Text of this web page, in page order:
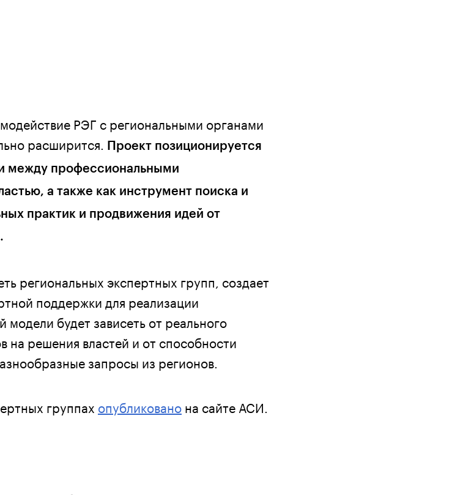
РЭГ с региональными органами
расширится. Проект позиционируется
между профессиональными
а также как инструмент поиска и
практик и продвижения идей от
региональных экспертных групп, создает
поддержки для реализации
будет зависеть от реального
на решения властей и от способности
запросы из регионов.
группах опубликованона сайте АСИ.